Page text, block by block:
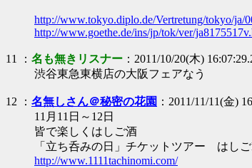
http://www.tokyo.diplo.de/Vertretung/tokyo/ja/
http://www.goethe.de/ins/jp/tok/ver/
11 ： 名も無きリスナー ：2011/10/20(木)
渋谷東急東横店の大阪フェアなう
12 ： 名無しさん＠秘密の花園 ：2011/11/11(金)
11月11日～12日
皆で楽しくはしご酒
「立ち呑みの日」チケットツアー はしご
http://www.1111tachinomi.com/